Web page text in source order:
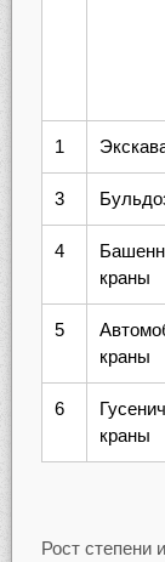
1
3
4
краны
5
краны
6
краны
Рост степени